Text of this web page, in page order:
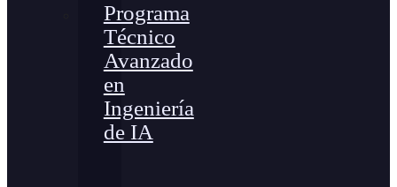
Programa
Técnico
Avanzado
en
Ingeniería
de IA